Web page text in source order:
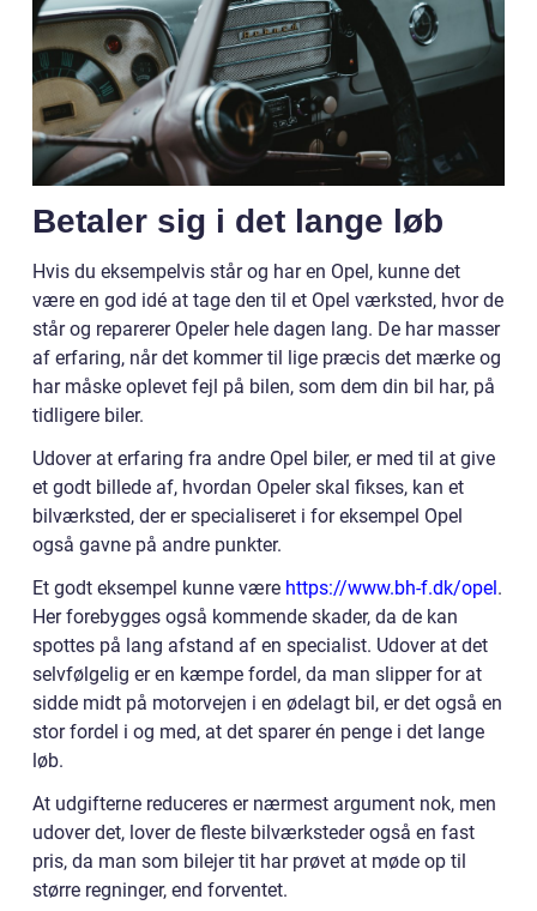
Betaler sig i det lange løb
Hvis du eksempelvis står og har en Opel, kunne det
være en god idé at tage den til et Opel værksted, hvor de
står og reparerer Opeler hele dagen lang. De har masser
af erfaring, når det kommer til lige præcis det mærke og
har måske oplevet fejl på bilen, som dem din bil har, på
tidligere biler.
Udover at erfaring fra andre Opel biler, er med til at give
et godt billede af, hvordan Opeler skal fikses, kan et
bilværksted, der er specialiseret i for eksempel Opel
også gavne på andre punkter.
Et godt eksempel kunne være https://www.bh-f.dk/opel .
Her forebygges også kommende skader, da de kan
spottes på lang afstand af en specialist. Udover at det
selvfølgelig er en kæmpe fordel, da man slipper for at
sidde midt på motorvejen i en ødelagt bil, er det også en
stor fordel i og med, at det sparer én penge i det lange
løb.
At udgifterne reduceres er nærmest argument nok, men
udover det, lover de fleste bilværksteder også en fast
pris, da man som bilejer tit har prøvet at møde op til
større regninger, end forventet.